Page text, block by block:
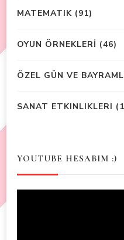
MATEMATIK (91)
OYUN ÖRNEKLERİ (46)
ÖZEL GÜN VE
SANAT ETKINLIKLERI
YOUTUBE HESABIM :)